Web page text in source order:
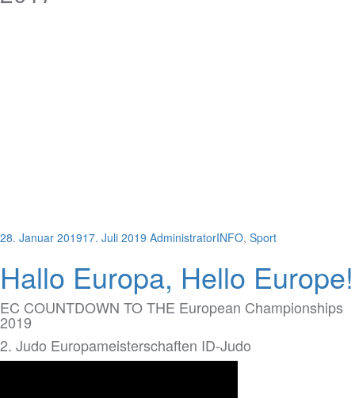
28. Januar 201917. Juli 2019 AdministratorINFO, Sport
Hallo Europa, Hello Europe!
EC COUNTDOWN TO THE European Championships
2019
2. Judo Europameisterschaften ID-Judo